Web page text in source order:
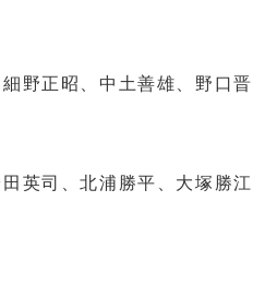
野正昭、中土善雄、野口
英司、北浦勝平、大塚勝